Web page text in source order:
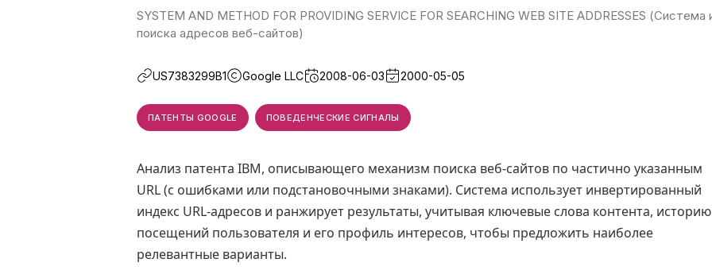
SYSTEM AND METHOD FOR PROVIDING SERVICE FOR SEARCHING WEB SITE ADDRESSES
поиска адресов веб-сайтов)
US7383299B1 Google LLC 2008-06-03 2000-05-05
ПАТЕНТЫ GOOGLE ПОВЕДЕНЧЕСКИЕ СИГНАЛЫ
Анализ патента IBM, описывающего механизм поиска веб-сайтов по частично указанным
URL (с ошибками или подстановочными знаками). Система использует инвертированный
индекс URL-адресов и ранжирует результаты, учитывая ключевые слова контента, историю
посещений пользователя и его профиль интересов, чтобы предложить наиболее
релевантные варианты.